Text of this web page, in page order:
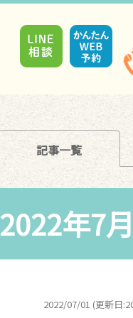
記事一覧
2022年7
2022/07/01 (更新日